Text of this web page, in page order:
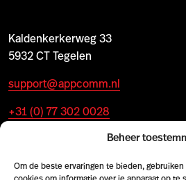
Beheer
Om de beste ervaringen te bieden,
Kaldenkerkerweg 33
5932 CT Tegelen
support@appcomm.nl
+31 (0) 77 302 0028